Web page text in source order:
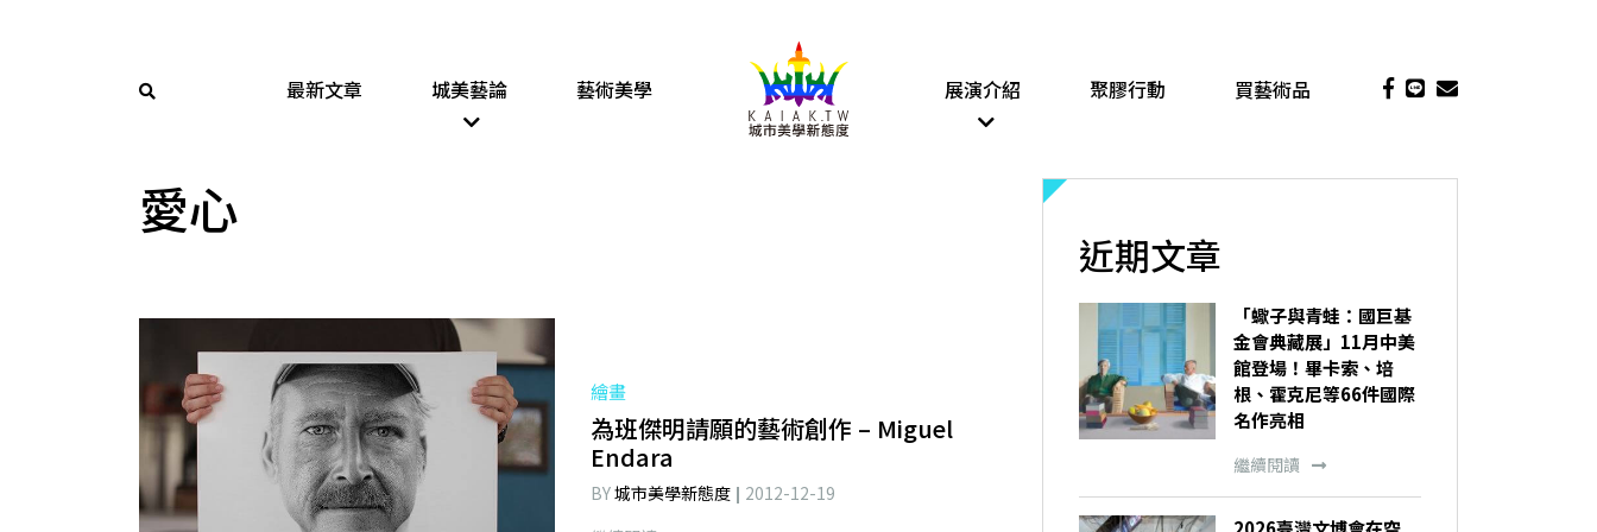
最新文章 城美藝論 藝術美學 展演介紹 聚膠行動 買藝術品
愛心
繪畫
為班傑明請願的藝術創作 – Miguel
Endara
BY城市美學新態度
2012-12-19
近期文章
「蠍子與青蛙：國巨基
金會典藏展」11月中美
館登場！畢卡索、培
根、霍克尼等66件國際
名作亮相
繼續閱讀